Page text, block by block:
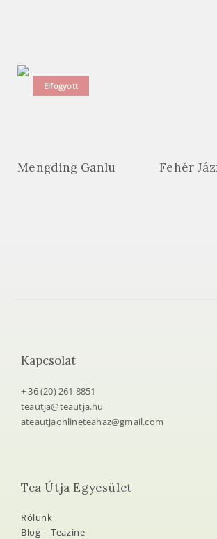
Elfogyott
Mengding Ganlu Fehér
Kapcsolat
+ 36 (20) 261 8851
teautja@teautja.hu
ateautjaonlineteahaz@gmail.com
Tea Útja Egyesület
Rólunk
Blog – Teazine